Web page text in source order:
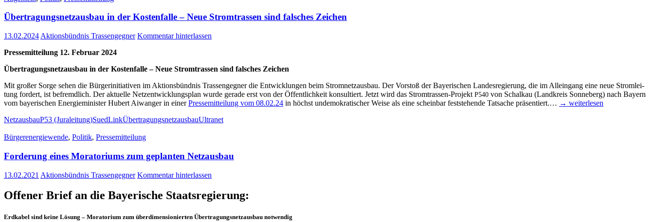
Über­tra­gungs­netz­aus­bau in der Kos­ten­fal­le – Neue Strom­tras­sen sind fal­sches Zeichen
13.02.2024 Aktionsbündnis Trassengegner Kommentar hinterlassen
Pres­se­mit­tei­lung 12. Febru­ar 2024
Über­tra­gungs­netz­aus­bau in der Kos­ten­fal­le – Neue Strom­tras­sen sind fal­sches Zeichen
Mit gro­ßer Sor­ge sehen die Bür­ger­initia­ti­ven im Akti­ons­bünd­nis Tras­sen­geg­ner die Ent­wick­lun­gen beim Strom­netz­aus­bau. Der Vor­stoß der Baye­ri­schen Lan­des­re­gie­rung, die im Allein­gang eine neue Strom­lei­
tung for­dert, ist befremd­lich. Der aktu­el­le Netz­ent­wick­lungs­plan wur­de gera­de erst von der Öffent­lich­keit kon­sul­tiert. Jetzt wird das Strom­­tras­­sen-Pro­­jekt P540 von Schal­kau (Land­kreis Son­ne­berg) nach Bay­ern
vom baye­ri­schen Ener­gie­mi­nis­ter Hubert Aiwan­ger in einerPres­se­mit­tei­lung vom 08.02.24 in höchst unde­mo­kra­ti­scher Wei­se als eine schein­bar fest­ste­hen­de Tat­sa­che prä­sen­tiert.… → wei­ter­le­sen
NetzausbauP53 (Juraleitung)SuedLinkÜbertragungsnetzausbauUltranet
Bürgerenergiewende, Politik, Pressemitteilung
For­de­rung eines Mora­to­ri­ums zum geplan­ten Netzausbau
13.02.2021 Aktionsbündnis Trassengegner Kommentar hinterlassen
Offe­ner Brief an die Baye­ri­sche Staatsregierung:
Erd­ka­bel sind kei­ne Lösung – Mora­to­ri­um zum über­di­men­sio­nier­ten Über­tra­gungs­netz­aus­bau notwendig